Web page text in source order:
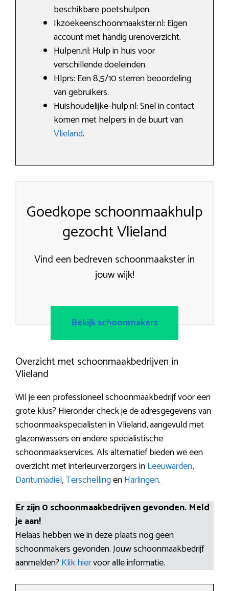
beschikbare poetshulpen.
Ikzoekeenschoonmaakster.nl: Eigen
account met handig urenoverzicht.
Hulpen.nl: Hulp in huis voor
verschillende doeleinden.
Hlprs: Een 8,5/10 sterren beoordeling
van gebruikers.
Huishoudelijke-hulp.nl: Snel in contact
komen met helpers in de buurt van
Vlieland.
Goedkope schoonmaakhulp
gezocht Vlieland
Vind een bedreven schoonmaakster in
jouw wijk!
Bekijk schoonmakers
Overzicht met schoonmaakbedrijven in
Vlieland
Wil je een professioneel schoonmaakbedrijf voor een
grote klus? Hieronder check je de adresgegevens van
schoonmaakspecialisten in Vlieland, aangevuld met
glazenwassers en andere specialistische
schoonmaakservices. Als alternatief bieden we een
overzicht met interieurverzorgers inLeeuwarden,
Dantumadiel,TerschellingenHarlingen.
Er zijn 0 schoonmaakbedrijven gevonden. Meld
je aan!
Helaas hebben we in deze plaats nog geen
schoonmakers gevonden. Jouw schoonmaakbedrijf
aanmelden? Klik hiervoor alle informatie.